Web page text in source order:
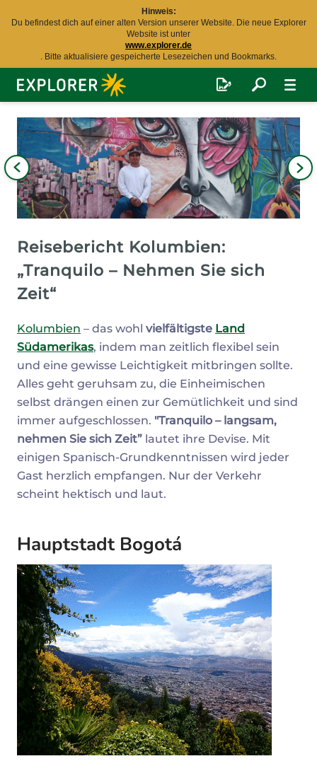
Hinweis:
Du befindest dich auf einer alten Version unserer Website. Die neue Explorer
Website ist unter
www.explorer.de
. Bitte aktualisiere gespeicherte Lesezeichen und Bookmarks.
Explorer
Fernreisen
Reisebericht Kolumbien:
„Tranquilo – Nehmen Sie sich
Zeit“
Kolumbien – das wohl vielfältigste Land
Südamerikas, indem man zeitlich flexibel sein
und eine gewisse Leichtigkeit mitbringen sollte.
Alles geht geruhsam zu, die Einheimischen
selbst drängen einen zur Gemütlichkeit und sind
immer aufgeschlossen. "Tranquilo – langsam,
nehmen Sie sich Zeit” lautet ihre Devise. Mit
einigen Spanisch-Grundkenntnissen wird jeder
Gast herzlich empfangen. Nur der Verkehr
scheint hektisch und laut.
Hauptstadt Bogotá